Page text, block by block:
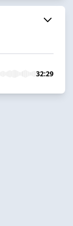
32:29